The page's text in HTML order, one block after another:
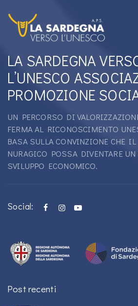
LA SARDEGNA
L’UNESCO
PROMOZIONE
UN PERCORSO DI
FERMA AL RICONOSCIMENTO
BASA SULLA CONVINZIONE CHE
NURAGICO POSSA DIVENTARE
SVILUPPO ECONOMICO.
Social:
Post recenti